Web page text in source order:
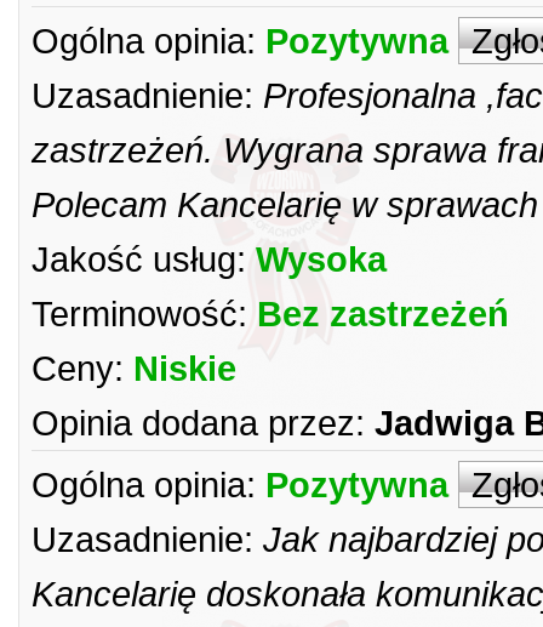
Ogólna opinia: Pozytywna
Uzasadnienie: Profesjonalna
zastrzeżeń. Wygrana sprawa
Polecam Kancelarię w
Jakość usług: Wysoka
Terminowość: Bez zastrzeżeń
Ceny: Niskie
Opinia dodana przez: Jadwiga
Ogólna opinia: Pozytywna
Uzasadnienie: Jak najbardziej
Kancelarię doskonała